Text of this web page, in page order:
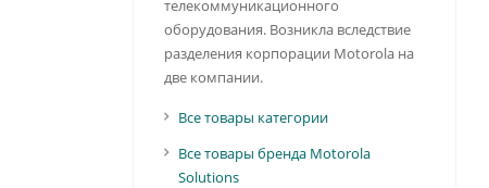
телекоммуникационного
оборудования. Возникла вследствие
разделения корпорации Motorola на
две компании.
Все товары категории
Все товары бренда Motorola
Solutions